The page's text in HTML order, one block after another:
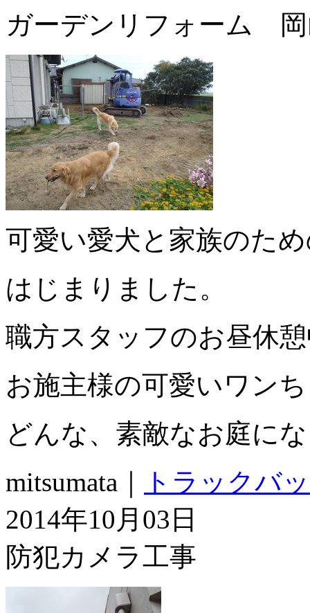
ガーデンリフォーム
可愛い愛犬と家族のた
はじまりました。
職方スタッフのお昼休
お施主様の可愛いワン
どんな、素敵なお庭に
mitsumata｜
トラックバ
2014年10月03日
防犯カメラ工事